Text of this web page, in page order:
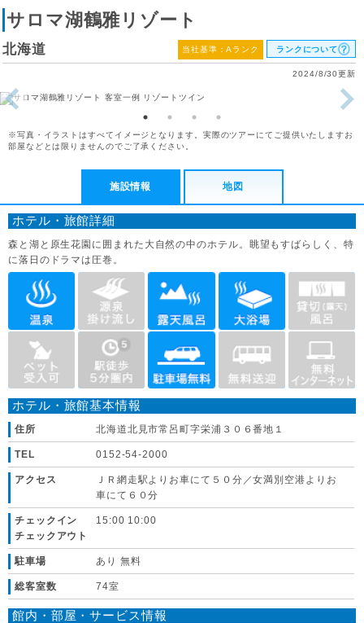
サロマ湖鶴雅リゾート
北海道 当社基準：Aランク ランクについて
2024/8/30更新
※写真・イラストはすべてイメージとなります。実際のツアーにてご提供いたしますお
部屋などとは限りませんのでご了承ください。
施設情報 地図
ホテル・旅館詳細
森と湖と原生花園に囲まれた大自然の中のホテル。眺望もすばらしく、特
に落日のドラマは圧巻。
ホテル・旅館基本情報
住所 北海道北見市常呂町字栄浦３０６番地１
TEL 0152-54-2000
アクセス
ＪＲ網走駅よりお車にて５０分／女満別空港よりお
車にて６０分
チェックイン
チェックアウト
15:00 10:00
駐車場 あり 無料
総客室数 74室
館内・部屋・サービス情報